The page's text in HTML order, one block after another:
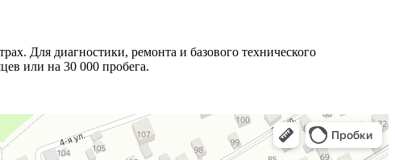
Для диагностики, ремонта и базового технического
или на 30 000 пробега.